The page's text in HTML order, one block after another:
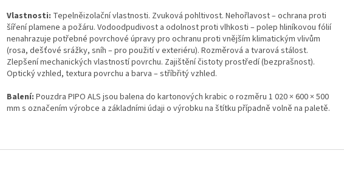
Vlastnosti: Tepelněizolační vlastnosti. Zvuková pohltivost. Nehořlavost – ochrana proti
šíření plamene a požáru. Vodoodpudivost a odolnost proti vlhkosti – polep hliníkovou fólií
nenahrazuje potřebné povrchové úpravy pro ochranu proti vnějším klimatickým vlivům
(rosa, dešťové srážky, sníh – pro použití v exteriéru). Rozměrová a tvarová stálost.
Zlepšení mechanických vlastností povrchu. Zajištění čistoty prostředí (bezprašnost).
Optický vzhled, textura povrchu a barva – stříbřitý vzhled.
Balení: Pouzdra PIPO ALS jsou balena do kartonových krabic o rozměru 1 020 × 600 × 500
mm s označením výrobce a základními údaji o výrobku na štítku případně volně na paletě.